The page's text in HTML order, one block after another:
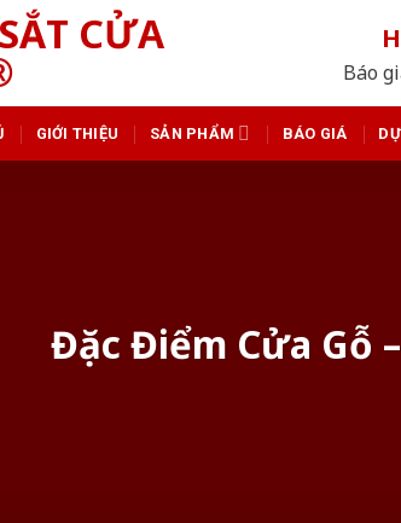
Báo
GIỚI THIỆU SẢN PHẨM BÁO GIÁ
Đặc Điểm Cửa Gỗ